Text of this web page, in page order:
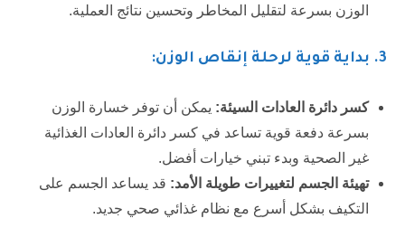
الوزن بسرعة لتقليل المخاطر وتحسين نتائج العملية.
3. بداية قوية لرحلة إنقاص الوزن:
كسر دائرة العادات السيئة: يمكن أن توفر خسارة الوزن
بسرعة دفعة قوية تساعد في كسر دائرة العادات الغذائية
غير الصحية وبدء تبني خيارات أفضل.
تهيئة الجسم لتغييرات طويلة الأمد: قد يساعد الجسم على
التكيف بشكل أسرع مع نظام غذائي صحي جديد.